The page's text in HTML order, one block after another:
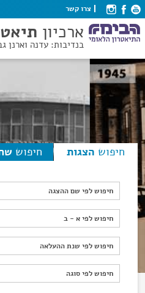
צרו קשר
ארכיון
בנדיבות: עדנה וארנן
חיפוש הצגות חיפוש
חיפוש לפי שם ההצגה
חיפוש לפי א - ב
חיפוש לפי א - ב
חיפוש לפי שנת ההעלאה
חיפוש לפי שנת ההעלאה
חיפוש לפי סוגה
חיפוש לפי סוגה